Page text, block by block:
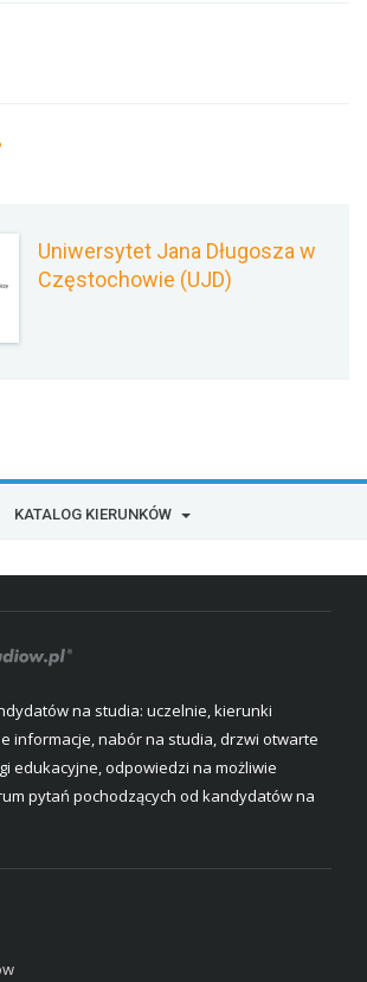
Uniwersytet Jana Długosza w
Częstochowie (UJD)
KATALOG KIERUNKÓW
na studia: uczelnie, kierunki
informacje, nabór na studia, drzwi otwarte
edukacyjne, odpowiedzi na możliwie
pytań pochodzących od kandydatów na